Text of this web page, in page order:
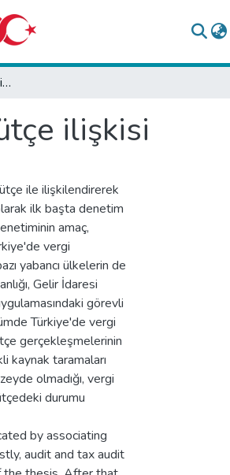
Türkiye'de vergi denetiminin etkinliği ve bütçe ilişkisi
ilişkisi
ile ilişkilendirerek
ilk başta denetim
amaç,
vergi
yabancı ülkelerin de
Gelir İdaresi
görevli
Türkiye'de vergi
gerçekleşmelerinin
kaynak taramaları
olmadığı, vergi
durumu
by associating
audit and tax audit